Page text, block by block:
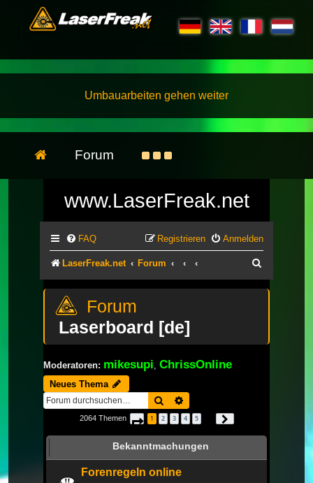
Umbauarbeiten gehen weiter
Forum
www.LaserFreak.net
FAQ Anmelden
Registrieren
LaserFreak.net Forum
Laserboard [de]
Moderatoren: mikesupi ChrissOnline
Neues Thema
Suche
2064 Themen Seite 1von 69
1 2 3 4 5
Bekanntmachungen
Forenregeln online